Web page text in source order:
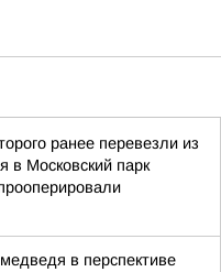
ранее перевезли из
в Московский парк
в перспективе